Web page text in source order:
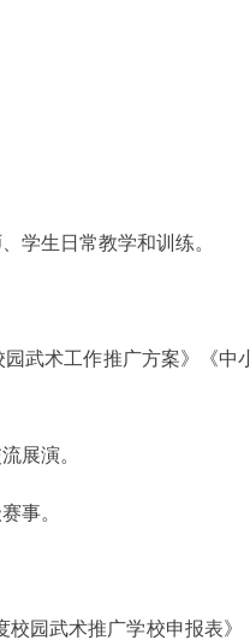
生日常教学和训练。
术工作推广方案》《中
展演。
事。
武术推广学校申报表》